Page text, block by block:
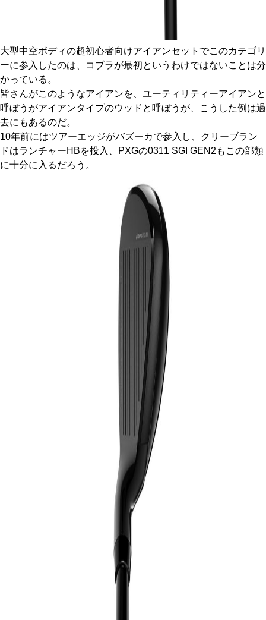
大型中空ボディの超初心者向けアイアンセットでこのカテゴリ
ーに参入したのは、コブラが最初というわけではないことは分
かっている。
皆さんがこのようなアイアンを、ユーティリティーアイアンと
呼ぼうがアイアンタイプのウッドと呼ぼうが、こうした例は過
去にもあるのだ。
10年前にはツアーエッジがバズーカで参入し、クリーブラン
ドはランチャーHBを投入、PXGの0311 SGI GEN2もこの部類
に十分に入るだろう。